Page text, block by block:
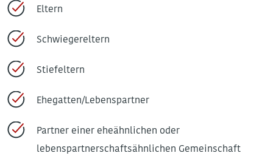
Eltern
Schwiegereltern
Stiefeltern
Ehegatten/Lebenspartner
Partner einer eheähnlichen oder
lebenspartnerschaftsähnlichen Gemeinschaft